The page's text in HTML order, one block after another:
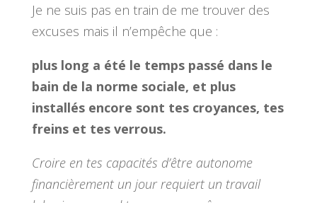
Je ne suis pas en train de me trouver des
excuses mais il n’empêche que :
plus long a été le temps passé dans le
bain de la norme sociale, et plus
installés encore sont tes croyances, tes
freins et tes verrous.
Croire en tes capacités d’être autonome
financièrement un jour requiert un travail